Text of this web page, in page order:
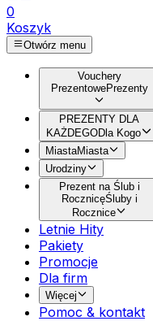
0
Koszyk
Otwórz menu
Vouchery
PrezentowePrezenty
PREZENTY DLA
KAŻDEGODla Kogo
MiastaMiasta
Urodziny
Prezent na Ślub i
RocznicęŚluby i
Rocznice
Letnie Hity
Pakiety
Promocje
Dla firm
Więcej
Pomoc & kontakt